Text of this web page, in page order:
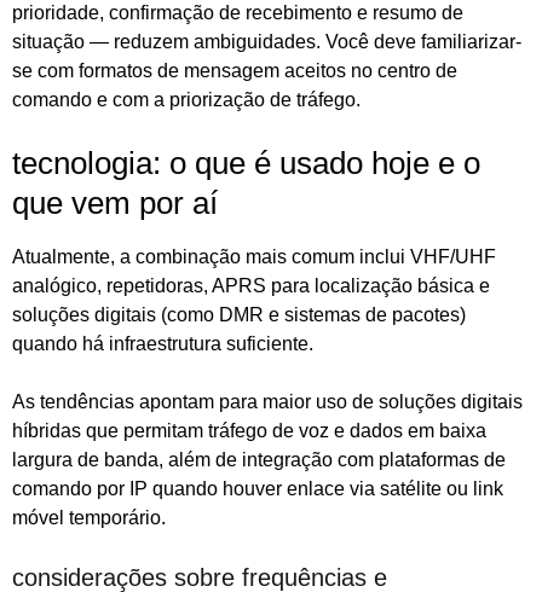
prioridade, confirmação de recebimento e resumo de
situação — reduzem ambiguidades. Você deve familiarizar-
se com formatos de mensagem aceitos no centro de
comando e com a priorização de tráfego.
tecnologia: o que é usado hoje e o
que vem por aí
Atualmente, a combinação mais comum inclui VHF/UHF
analógico, repetidoras, APRS para localização básica e
soluções digitais (como DMR e sistemas de pacotes)
quando há infraestrutura suficiente.
As tendências apontam para maior uso de soluções digitais
híbridas que permitam tráfego de voz e dados em baixa
largura de banda, além de integração com plataformas de
comando por IP quando houver enlace via satélite ou link
móvel temporário.
considerações sobre frequências e